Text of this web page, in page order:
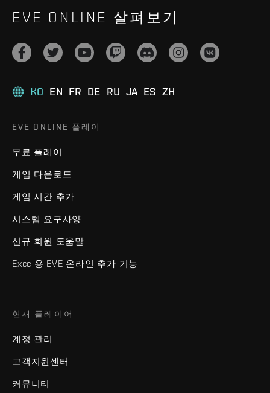
EVE ONLINE 살펴보기
KO EN FR DE RU JA ES ZH
EVE ONLINE 플레이
무료 플레이
게임 다운로드
게임 시간 추가
시스템 요구사양
신규 회원 도움말
Excel용 EVE 온라인 추가 기능
현재 플레이어
계정 관리
고객지원센터
커뮤니티